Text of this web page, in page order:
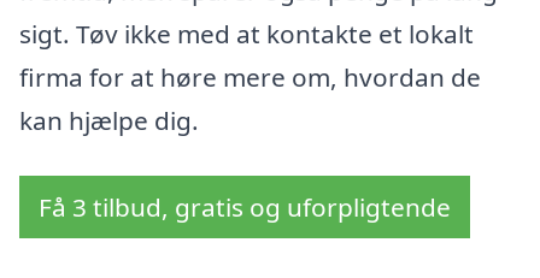
sigt. Tøv ikke med at kontakte et lokalt
firma for at høre mere om, hvordan de
kan hjælpe dig.
Få 3 tilbud, gratis og uforpligtende